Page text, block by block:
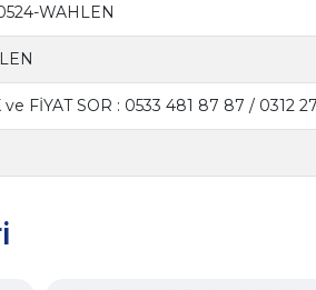
WAHLEN
ve FİYAT SOR : 0533 481 87 87 / 0312